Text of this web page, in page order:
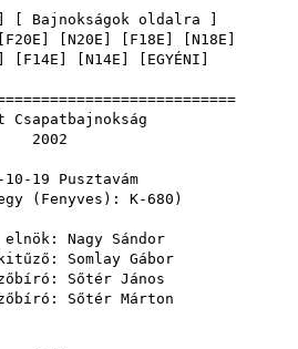
Bajnokságok oldalra
F20E N20E F18E N18E
F14E N14E EGYÉNI
19 Pusztavám
(Fenyves): K-680)
Nagy Sándor
Somlay Gábor
Sőtér János
Sőtér Márton